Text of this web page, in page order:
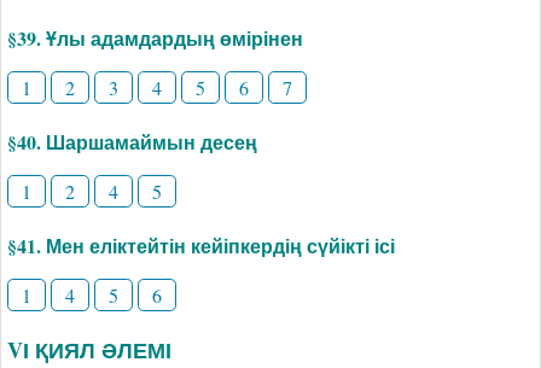
§39. Ұлы адамдардың өмірінен
1 2 3 4 5 6 7
§40. Шаршамаймын десең
1 2 4 5
§41. Мен еліктейтін кейіпкердің сүйікті ісі
1 4 5 6
VІ ҚИЯЛ ӘЛЕМІ